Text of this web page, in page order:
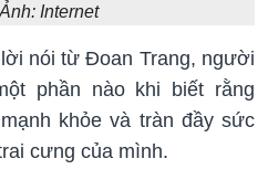
Internet
nói từ Đoan Trang, người
phần nào khi biết rằng
khỏe và tràn đầy sức
cưng của mình.